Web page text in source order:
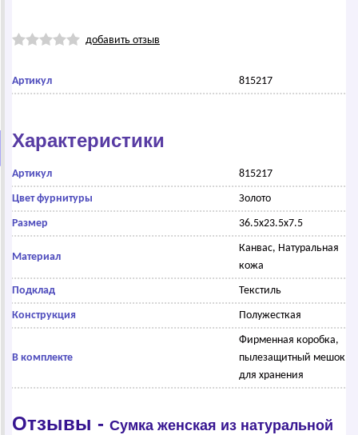
добавить отзыв
Артикул 815217
Характеристики
Артикул 815217
Цвет фурнитуры Золото
Размер 36.5x23.5x7.5
Материал
Канвас, Натуральная
кожа
Подклад Текстиль
Конструкция Полужесткая
В комплекте
Фирменная коробка,
пылезащитный мешок
для хранения
Отзывы - Сумка женская из натуральной